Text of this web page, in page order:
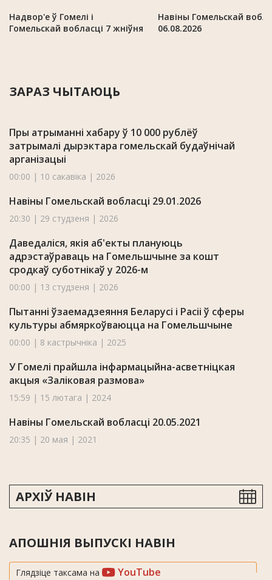
Надвор'е ў Гомелі і
Гомельскай вобласці 7 жніўня
Навіны Гомельскай
06.08.2026
ЗАРАЗ ЧЫТАЮЦЬ
Пры атрыманні хабару ў 10 000 рублёў
затрымалі дырэктара гомельскай будаўнічай
арганізацыі
00:00 | 10 сакавіка | 2026
Навіны Гомельскай вобласці 29.01.2026
20:30 | 29 студзеня | 2026
Даведаліся, якія аб'екты плануюць
адрэстаўраваць на Гомельшчыне за кошт
сродкаў суботнікаў у 2026-м
00:00 | 13 студзеня | 2026
Пытанні ўзаемадзеяння Беларусі і Расіі ў сферы
культуры абмяркоўваюцца на Гомельшчыне
00:00 | 8 кастрычніка | 2025
У Гомелі прайшла інфармацыйна-асветніцкая
акцыя «Заліковая размова»
15:59 | 15 лютага | 2024
Навіны Гомельскай вобласці 20.05.2021
20:35 | 20 мая | 2021
АРХІЎ НАВІН
АПОШНІЯ ВЫПУСКІ НАВІН
Глядзіце таксама на YouTube